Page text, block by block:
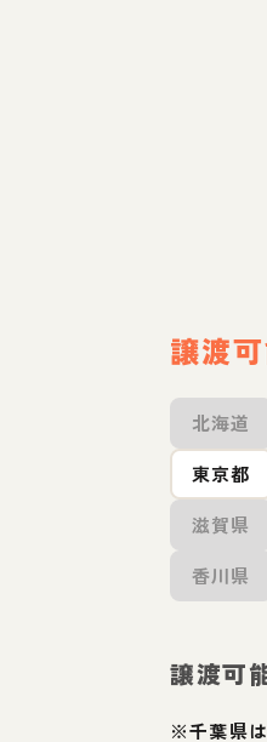
譲渡
北海道
東京都
滋賀県
香川県
譲渡可
※千葉県